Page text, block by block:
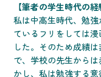
【筆者の学生時代の経
私は中高生時代、勉
ているフリをしては
した。そのため成績
で、学校の先生から
かし、私は勉強する